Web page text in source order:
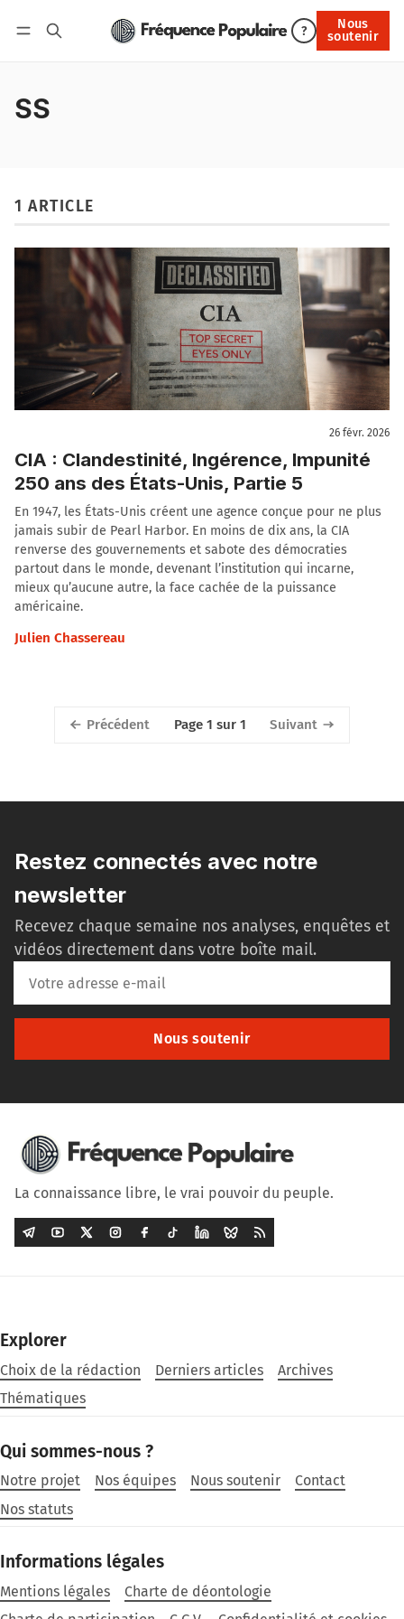
?
Nous
soutenir
Nous soutenir
SS
1 ARTICLE
26 févr. 2026
CIA : Clandestinité, Ingérence, Impunité
250 ans des États-Unis, Partie 5
En 1947, les États-Unis créent une agence conçue pour ne plus
jamais subir de Pearl Harbor. En moins de dix ans, la CIA
renverse des gouvernements et sabote des démocraties
partout dans le monde, devenant l’institution qui incarne,
mieux qu’aucune autre, la face cachée de la puissance
américaine.
Julien Chassereau
Précédent Page 1 sur 1 Suivant
Restez connectés avec notre
newsletter
Recevez chaque semaine nos analyses, enquêtes et
vidéos directement dans votre boîte mail.
Nous soutenir
La connaissance libre, le vrai pouvoir du peuple.
Explorer
Choix de la rédaction Derniers articles
Archives
Thématiques
Qui sommes-nous ?
Notre projet Nos équipes Nous soutenir
Contact
Nos statuts
Informations légales
Mentions légales
Charte de déontologie